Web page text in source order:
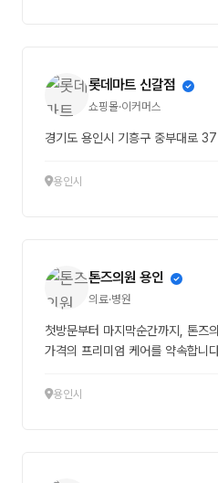
롯데마트 신갈점
쇼핑몰·이커머스
용인시
톤즈의원 용인
의료·병원
첫방문부터 마지막순간까지, 톤즈
가격의 프리미엄 케어를 약속합니
용인시